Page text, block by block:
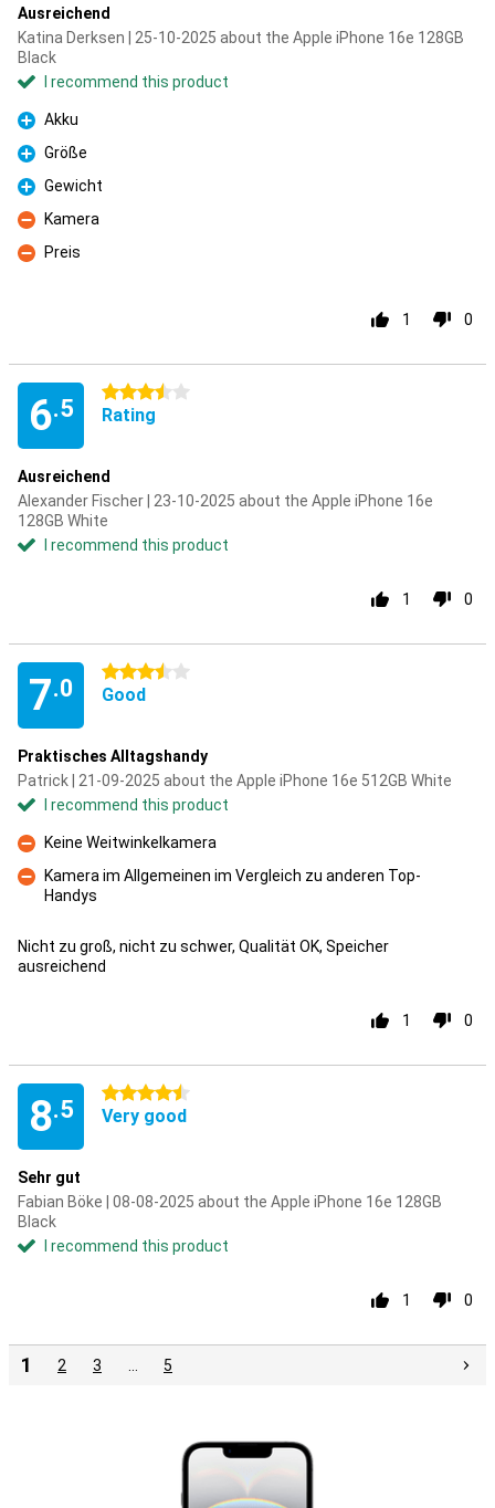
Ausreichend
Katina Derksen | 25-10-2025 about the Apple iPhone 16e 128GB
Black
I recommend this product
Pro
Akku
Pro
Größe
Pro
Gewicht
Con
Kamera
Con
Preis
1 0
6.5
3.5 stars
Rating
Ausreichend
Alexander Fischer | 23-10-2025 about the Apple iPhone 16e
128GB White
I recommend this product
1 0
7.0
3.5 stars
Good
Praktisches Alltagshandy
Patrick | 21-09-2025 about the Apple iPhone 16e 512GB White
I recommend this product
Con
Keine Weitwinkelkamera
Con
Kamera im Allgemeinen im Vergleich zu anderen Top-
Handys
Nicht zu groß, nicht zu schwer, Qualität OK, Speicher
ausreichend
1 0
8.5
4.5 stars
Very good
Sehr gut
Fabian Böke | 08-08-2025 about the Apple iPhone 16e 128GB
Black
I recommend this product
1 0
1 2 3 5